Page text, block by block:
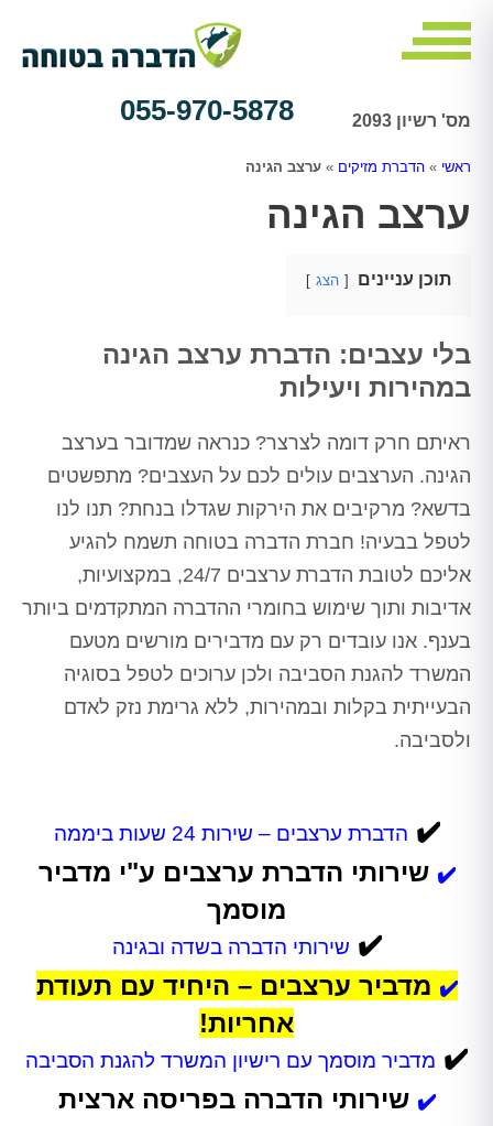
מס' רשיון 2093 055-970-5878
ראשי » הדברת מזיקים » ערצב הגינה
ערצב הגינה
תוכן עניינים הצג
בלי עצבים: הדברת ערצב הגינה
במהירות ויעילות
ראיתם חרק דומה לצרצר? כנראה שמדובר בערצב
הגינה. הערצבים עולים לכם על העצבים? מתפשטים
בדשא? מרקיבים את הירקות שגדלו בנחת? תנו לנו
לטפל בבעיה! חברת הדברה בטוחה תשמח להגיע
אליכם לטובת הדברת ערצבים 24/7, במקצועיות,
אדיבות ותוך שימוש בחומרי ההדברה המתקדמים ביותר
בענף. אנו עובדים רק עם מדבירים מורשים מטעם
המשרד להגנת הסביבה ולכן ערוכים לטפל בסוגיה
הבעייתית בקלות ובמהירות, ללא גרימת נזק לאדם
ולסביבה.
✔️ הדברת ערצבים – שירות 24 שעות ביממה
✔️ שירותי הדברת ערצבים ע"י מדביר
מוסמך
✔️ שירותי הדברה בשדה ובגינה
✔️ מדביר ערצבים – היחיד עם תעודת
אחריות!
✔️ מדביר מוסמך עם רישיון המשרד להגנת הסביבה
✔️ שירותי הדברה בפריסה ארצית